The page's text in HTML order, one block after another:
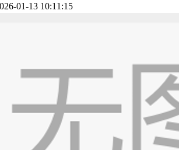
01-13 10:11:15